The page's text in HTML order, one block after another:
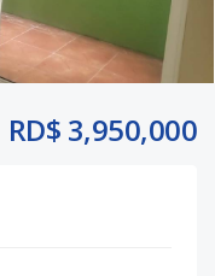
RD$ 3,950,000